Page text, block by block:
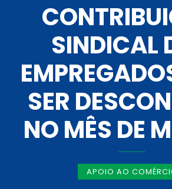
SINDICAL
SER
NO MÊS DE
APOIO AO